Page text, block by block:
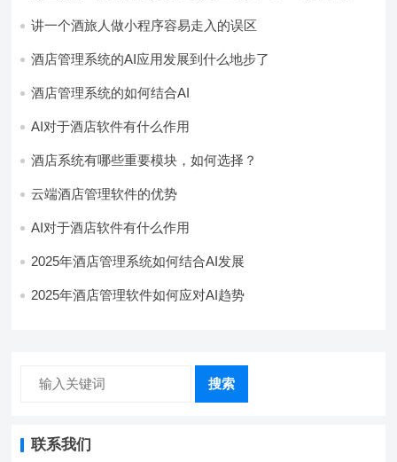
讲一个酒旅人做小程序容易走入的误区
酒店管理系统的AI应用发展到什么地步了
酒店管理系统的如何结合AI
AI对于酒店软件有什么作用
酒店系统有哪些重要模块，如何选择？
云端酒店管理软件的优势
AI对于酒店软件有什么作用
2025年酒店管理系统如何结合AI发展
2025年酒店管理软件如何应对AI趋势
搜索
联系我们